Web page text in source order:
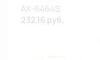
AX-6464S
232.16 руб.